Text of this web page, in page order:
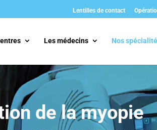
Lentilles de contact
Les médecins Nos
de la myopie